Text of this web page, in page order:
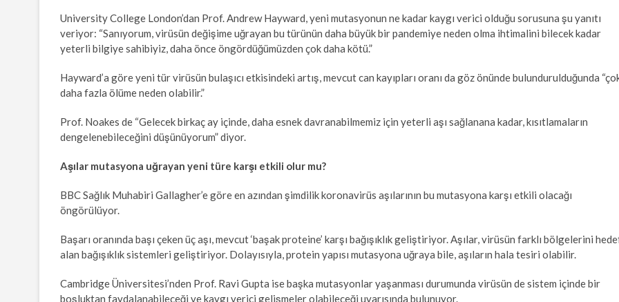
University College London’dan Prof. Andrew Hayward, yeni mutasyonun ne kadar kaygı verici olduğu sorusuna şu yanıtı
veriyor: “Sanıyorum, virüsün değişime uğrayan bu türünün daha büyük bir pandemiye neden olma ihtimalini bilecek kadar
yeterli bilgiye sahibiyiz, daha önce öngördüğümüzden çok daha kötü.”
Hayward’a göre yeni tür virüsün bulaşıcı etkisindeki artış, mevcut can kayıpları oranı da göz önünde bulundurulduğunda
daha fazla ölüme neden olabilir.”
Prof. Noakes de “Gelecek birkaç ay içinde, daha esnek davranabilmemiz için yeterli aşı sağlanana kadar, kısıtlamaların
dengelenebileceğini düşünüyorum” diyor.
Aşılar mutasyona uğrayan yeni türe karşı etkili olur mu?
BBC Sağlık Muhabiri Gallagher’e göre en azından şimdilik koronavirüs aşılarının bu mutasyona karşı etkili olacağı
öngörülüyor.
Başarı oranında başı çeken üç aşı, mevcut ‘başak proteine’ karşı bağışıklık geliştiriyor. Aşılar, virüsün farklı bölgelerini
alan bağışıklık sistemleri geliştiriyor. Dolayısıyla, protein yapısı mutasyona uğraya bile, aşıların hala tesiri olabilir.
Cambridge Üniversitesi’nden Prof. Ravi Gupta ise başka mutasyonlar yaşanması durumunda virüsün de sistem içinde bir
boşluktan faydalanabileceği ve kaygı verici gelişmeler olabileceği uyarısında bulunuyor.